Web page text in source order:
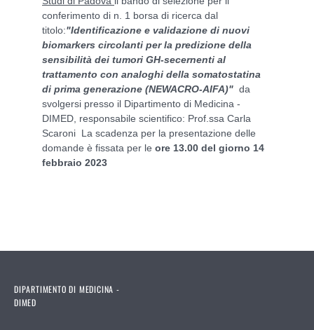
conferimento di n. 1 borsa di ricerca dal
titolo:"Identificazione e validazione di nuovi
biomarkers circolanti per la predizione della
sensibilità dei tumori GH-secernenti al
trattamento con analoghi della somatostatina
di prima generazione (NEWACRO-AIFA)" da
svolgersi presso il Dipartimento di Medicina -
DIMED, responsabile scientifico: Prof.ssa Carla
Scaroni La scadenza per la presentazione delle
domande è fissata per le ore 13.00 del giorno 14
febbraio 2023
DIPARTIMENTO DI MEDICINA -
DIMED